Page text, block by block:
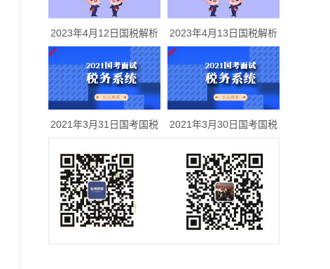
2023年4月12日国税解析 2023年4月13日国税解析
2021年3月31日国考国税 2021年3月30日国考国税